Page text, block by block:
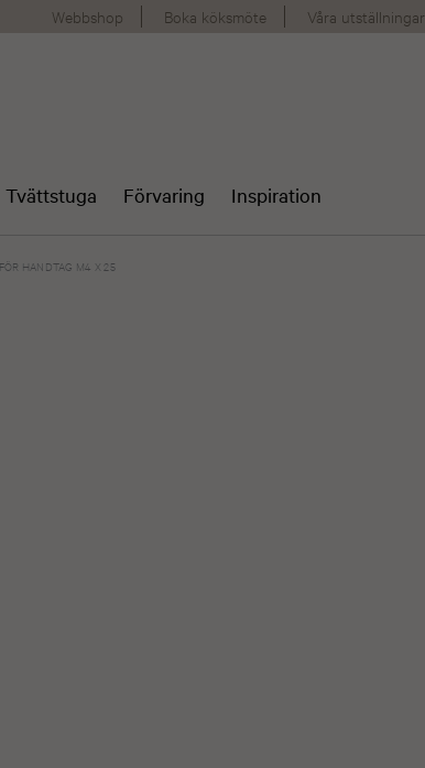
Webbshop Boka köksmöte Våra utställningar
Tvättstuga Förvaring Inspiration
HANDTAG M4 X 25